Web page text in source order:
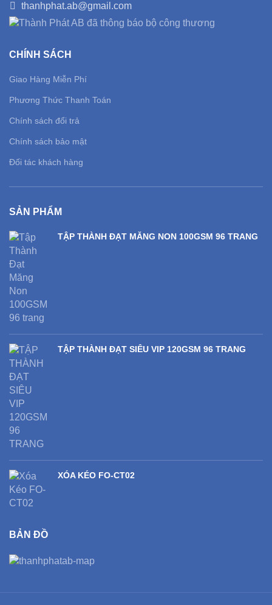
thanhphat.ab@gmail.com
CHÍNH SÁCH
Giao Hàng Miễn Phí
Phương Thức Thanh Toán
Chính sách đổi trả
Chính sách bảo mật
Đối tác khách hàng
SẢN PHẨM
TẬP THÀNH ĐẠT MĂNG NON 100GSM 96 TRANG
TẬP THÀNH ĐẠT SIÊU VIP 120GSM 96 TRANG
XÓA KÉO FO-CT02
BẢN ĐỒ